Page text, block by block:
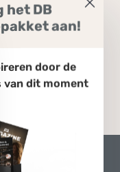
het DB
aan!
door de
van dit moment